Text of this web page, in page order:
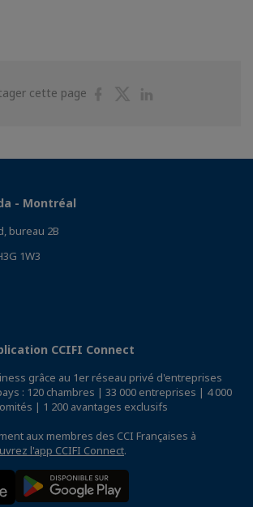
cette page
PartagerPartager
- Montréal
bureau 2B
1W3
CCIFI Connect
grâce au 1er réseau privé d'entreprises
: 120 chambres | 33 000 entreprises | 4 000
| 1 200 avantages exclusifs
aux membres des CCI Françaises à
l'app CCIFI Connect.